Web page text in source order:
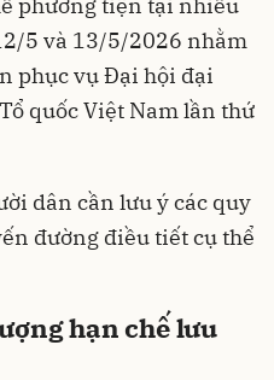
5 và 13/5/2026 nhằm
phục vụ Đại hội đại
quốc Việt Nam lần thứ
dân cần lưu ý các quy
đường điều tiết cụ thể
hạn chế lưu